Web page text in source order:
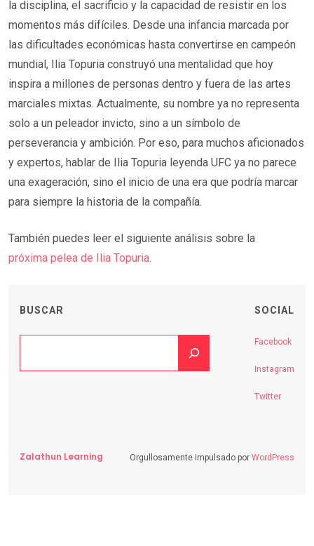
la disciplina, el sacrificio y la capacidad de resistir en los
momentos más difíciles. Desde una infancia marcada por
las dificultades económicas hasta convertirse en campeón
mundial, Ilia Topuria construyó una mentalidad que hoy
inspira a millones de personas dentro y fuera de las artes
marciales mixtas. Actualmente, su nombre ya no representa
solo a un peleador invicto, sino a un símbolo de
perseverancia y ambición. Por eso, para muchos aficionados
y expertos, hablar de Ilia Topuria leyenda UFC ya no parece
una exageración, sino el inicio de una era que podría marcar
para siempre la historia de la compañía.
También puedes leer el siguiente análisis sobre la
próxima pelea de Ilia Topuria.
BUSCAR SOCIAL
Facebook
Instagram
Twitter
Zalathun Learning Orgullosamente impulsado por WordPress